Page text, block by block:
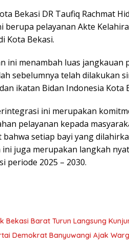
Bekasi DR Taufiq Rachmat
berupa pelayanan Akte
Kota Bekasi.
ini menambah luas
sebelumnya telah dilakukan
ikatan Bidan Indonesia Kota
ini merupakan
pelayanan kepada
bahwa setiap bayi yang
ini juga merupakan langkah
periode 2025 – 2030.
Bekasi Barat Turun Langsung
Demokrat Banyuwangi Ajak